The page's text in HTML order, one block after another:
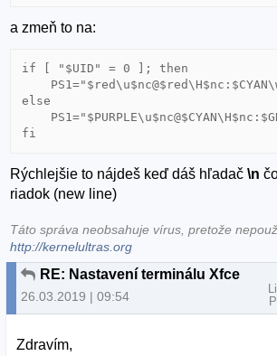
a zmeň to na:
if [ "$UID" = 0 ]; then
else
fi
Rýchlejšie to nájdeš keď dáš hľadač\n
riadok (new line)
Táto správa neobsahuje vírus, pretože
http://kernelultras.org
RE: Nastavení terminálu Xfce
26.03.2019 | 09:54
Zdravím,